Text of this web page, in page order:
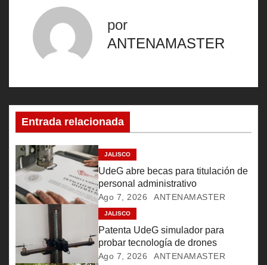
c
i
ó
n
d
e
por
ANTENAMASTER
Entrada relacionada
JALISCO
UdeG abre becas para titulación de
personal administrativo
Ago 7, 2026 ANTENAMASTER
JALISCO
Patenta UdeG simulador para
probar tecnología de drones
Ago 7, 2026 ANTENAMASTER